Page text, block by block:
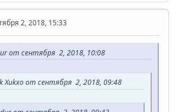
2, 2018, 15:33
от сентября 2, 2018, 10:08
от сентября 2, 2018, 09:48